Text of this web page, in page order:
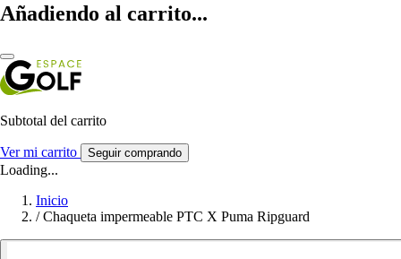
Añadiendo al carrito...
Subtotal del carrito
Ver mi carrito Seguir comprando
Loading...
Inicio
/ Chaqueta impermeable PTC X Puma Ripguard